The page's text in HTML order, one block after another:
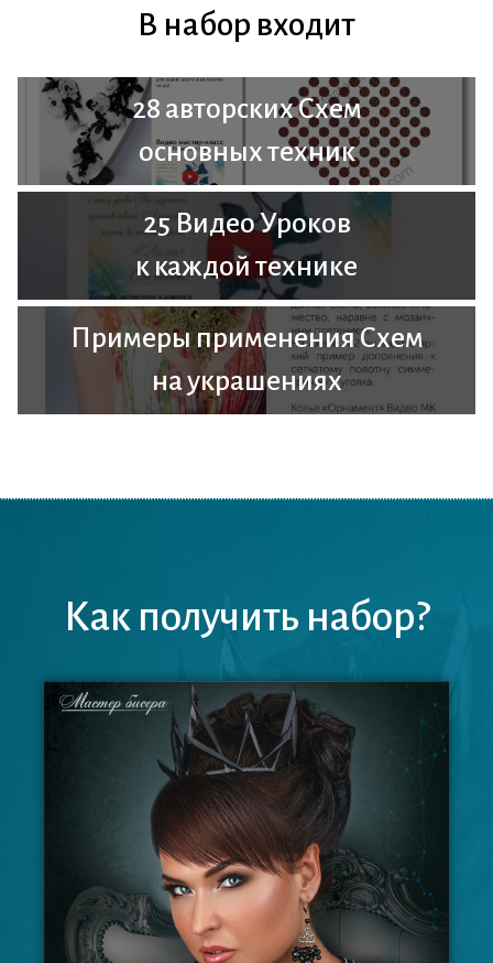
В набор входит
28 авторских Схем
основных техник
25 Видео Уроков
к каждой технике
Примеры применения Схем
на украшениях
Как получить набор?